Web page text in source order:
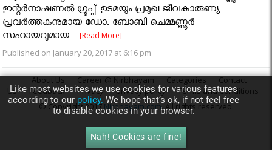
ഇന്റർനാഷണൽ ഗ്രൂപ്പ് ഉടമയും പ്രമുഖ ജീവകാരുണ്യ
പ്രവർത്തകനുമായ ഡോ. ബോബി ചെമ്മണ്ണൂർ
സഹായവുമായ...[Read More]
Published on January 20, 2017 at 6:16 pm
About Us Career @ Nirbhayam Categories
Contact
Us
Feedback Privacy privacy policy
Terms and Conditions
© Copyright 2017Nirbhayam.com. All rights reserved.
Like most websites we use cookies for various features
according to our policy. We hope that’s ok, if not feel free
to disable cookies in your browser.
Nah! Cookies are fine!